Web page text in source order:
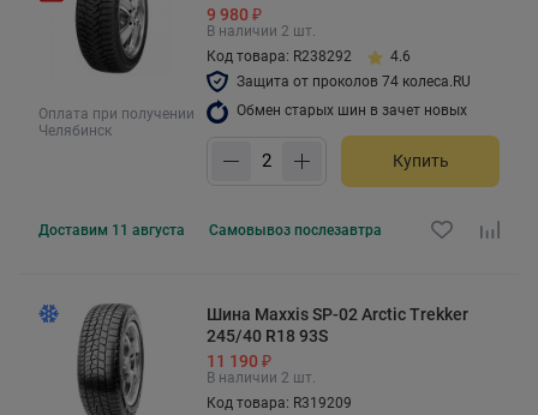
Оплата при получении
Челябинск
9 980 ₽
В наличии 2 шт.
Код товара: R238292
4.6
Защита от проколов 74 колеса.RU
Обмен старых шин в зачет новых
Купить
Доставим 11 августа Самовывоз послезавтра
Шина Maxxis SP-02 Arctic Trekker
245/40 R18 93S
11 190 ₽
В наличии 2 шт.
Код товара: R319209